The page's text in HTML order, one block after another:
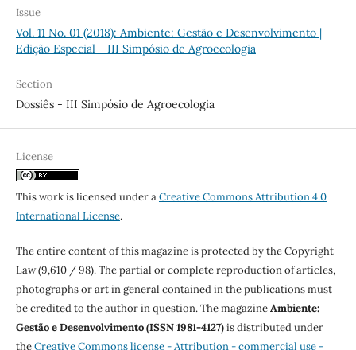
Issue
Vol. 11 No. 01 (2018): Ambiente: Gestão e Desenvolvimento |
Edição Especial - III Simpósio de Agroecologia
Section
Dossiês - III Simpósio de Agroecologia
License
This work is licensed under aCreative Commons Attribution 4.0
International License.
The entire content of this magazine is protected by the Copyright
Law (9,610 / 98). The partial or complete reproduction of articles,
photographs or art in general contained in the publications must
be credited to the author in question. The magazineAmbiente:
Gestão e Desenvolvimento (ISSN 1981-4127)is distributed under
theCreative Commons license - Attribution - commercial use -